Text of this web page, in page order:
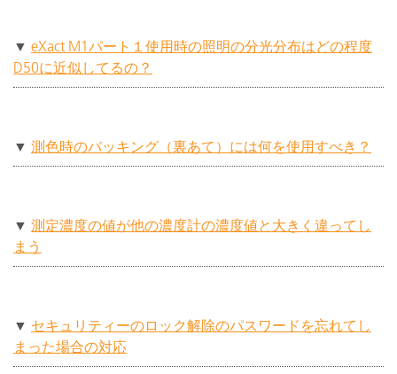
▼ eXact M1パート１使用時の照明の分光分布はどの程度
D50に近似してるの？
▼ 測色時のバッキング（裏あて）には何を使用すべき？
▼ 測定濃度の値が他の濃度計の濃度値と大きく違ってし
まう
▼ セキュリティーのロック解除のパスワードを忘れてし
まった場合の対応